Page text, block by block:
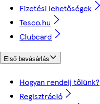
Fizetési lehetőségek
Tesco.hu
Clubcard
Első bevásárlás
Hogyan rendelj tőlünk?
Regisztráció